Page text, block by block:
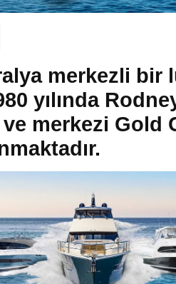
merkezli bir
yılında
merkezi Gold